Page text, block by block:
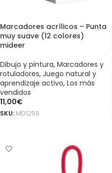
Marcadores acrílicos – Punta
muy suave (12 colores)
mideer
Dibujo y pintura, Marcadores y
rotuladores, Juego natural y
aprendizaje activo, Los más
vendidos
11,00€
SKU: MD1259